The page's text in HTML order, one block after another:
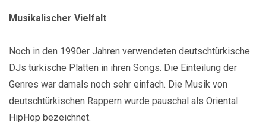
Musikalischer Vielfalt
Noch in den 1990er Jahren verwendeten deutschtürkische
DJs türkische Platten in ihren Songs. Die Einteilung der
Genres war damals noch sehr einfach. Die Musik von
deutschtürkischen Rappern wurde pauschal als Oriental
HipHop bezeichnet.